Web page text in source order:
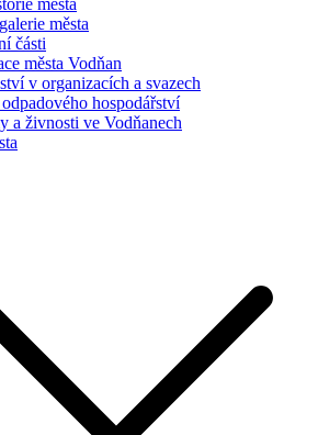
města
města
části
města Vodňan
v organizacích a svazech
hospodářství
a živnosti ve Vodňanech